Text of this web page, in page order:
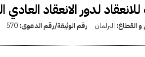
لدور الانعقاد
و القطاع: البرلمان رقم الوثيقة/رقم الدعوى:570